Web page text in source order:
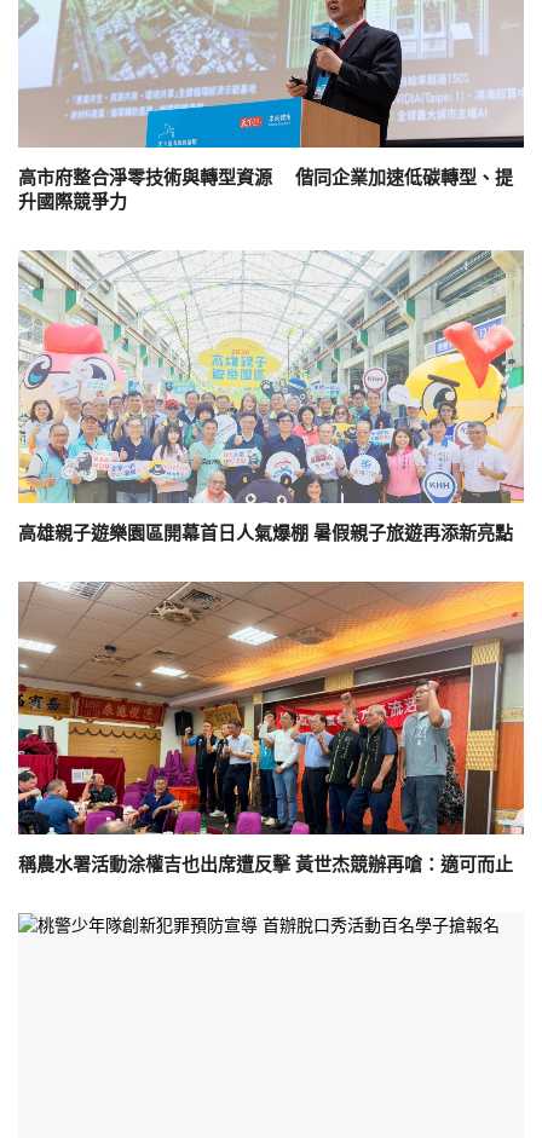
高市府整合淨零技術與轉型資源 偕同企業加速低碳轉型、提
升國際競爭力
高雄親子遊樂園區開幕首日人氣爆棚 暑假親子旅遊再添新亮點
稱農水署活動涂權吉也出席遭反擊 黃世杰競辦再嗆：適可而止